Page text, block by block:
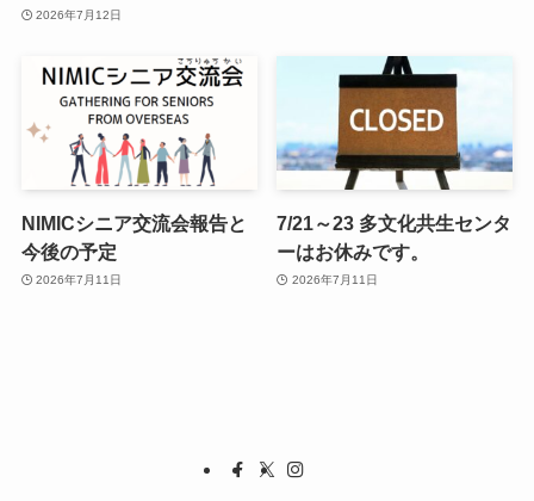
2026年7月12日
NIMICシニア交流会報告と
今後の予定
2026年7月11日
7/21～23 多文化共生センタ
ーはお休みです。
2026年7月11日